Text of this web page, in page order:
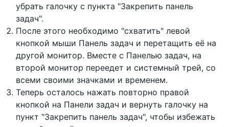
убрать галочку с пункта "Закрепить панель
задач".
После этого необходимо "схватить" левой
кнопкой мыши Панель задач и перетащить её на
другой монитор. Вместе с Панелью задач, на
второй монитор переедет и системный трей, со
всеми своими значками и временем.
Теперь осталось нажать повторно правой
кнопкой на Панели задач и вернуть галочку на
пункт "Закрепить панель задач", чтобы избежать